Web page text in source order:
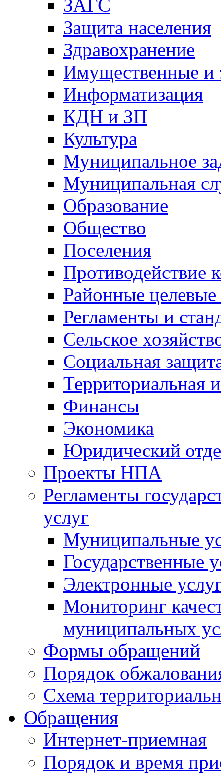
ЗАГС
Защита населения
Здравохранение
Имущественные и
Информатизация
КДН и ЗП
Культура
Муниципальное
Муниципальная
Образование
Общество
Поселения
Противодействие
Районные
Регламенты и
Сельское
Социальная
Территориальная
Финансы
Экономика
Юридический
Проекты НПА
Регламенты
услуг
Муниципальные
Государственные
Электронные
Мониторинг
муниципальных
Формы обращений
Порядок
Схема
Обращения
Интернет-приемная
Порядок и время